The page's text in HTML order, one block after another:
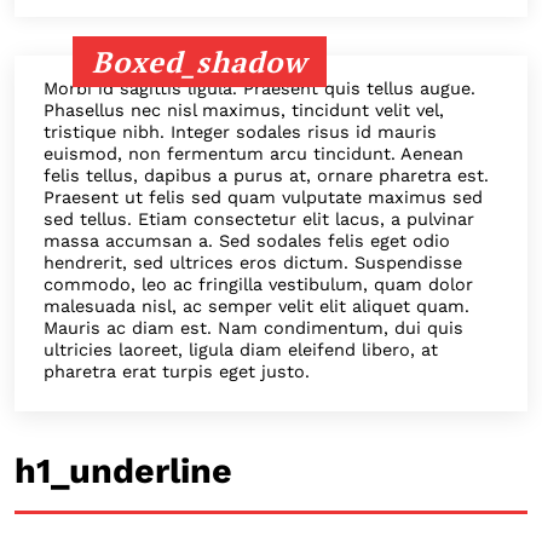
Boxed_shadow
Morbi id sagittis ligula. Praesent quis tellus augue.
Phasellus nec nisl maximus, tincidunt velit vel,
tristique nibh. Integer sodales risus id mauris
euismod, non fermentum arcu tincidunt. Aenean
felis tellus, dapibus a purus at, ornare pharetra est.
Praesent ut felis sed quam vulputate maximus sed
sed tellus. Etiam consectetur elit lacus, a pulvinar
massa accumsan a. Sed sodales felis eget odio
hendrerit, sed ultrices eros dictum. Suspendisse
commodo, leo ac fringilla vestibulum, quam dolor
malesuada nisl, ac semper velit elit aliquet quam.
Mauris ac diam est. Nam condimentum, dui quis
ultricies laoreet, ligula diam eleifend libero, at
pharetra erat turpis eget justo.
h1_underline